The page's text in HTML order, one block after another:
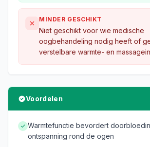
MINDER GESCHIKT
Niet geschikt voor wie medische
oogbehandeling nodig heeft of
verstelbare warmte- en
Voordelen
Warmtefunctie bevordert
ontspanning rond de ogen